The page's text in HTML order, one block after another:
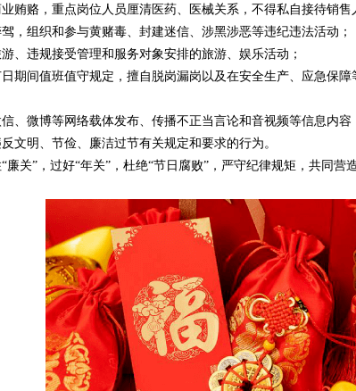
贿赂，重点岗位人员厘清医药、医械关系，不得私自接待销售
，组织和参与黄赌毒、封建迷信、涉黑涉恶等违纪违法活动；
、违规接受管理和服务对象安排的旅游、娱乐活动；
期间值班值守规定，擅自脱岗漏岗以及在安全生产、应急保障
、微博等网络载体发布、传播不正当言论和音视频等信息内容
文明、节俭、廉洁过节有关规定和要求的行为。
廉关”，过好“年关”，杜绝“节日腐败”，严守纪律规矩，共同营